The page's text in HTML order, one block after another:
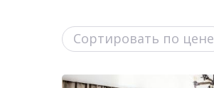
Сортировать по цене